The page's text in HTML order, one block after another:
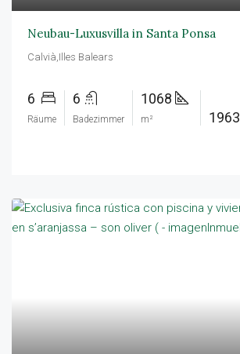
Neubau-Luxusvilla in Santa Ponsa
Calvià,Illes Balears
6
Räume
6
Badezimmer
1068
m² 1963